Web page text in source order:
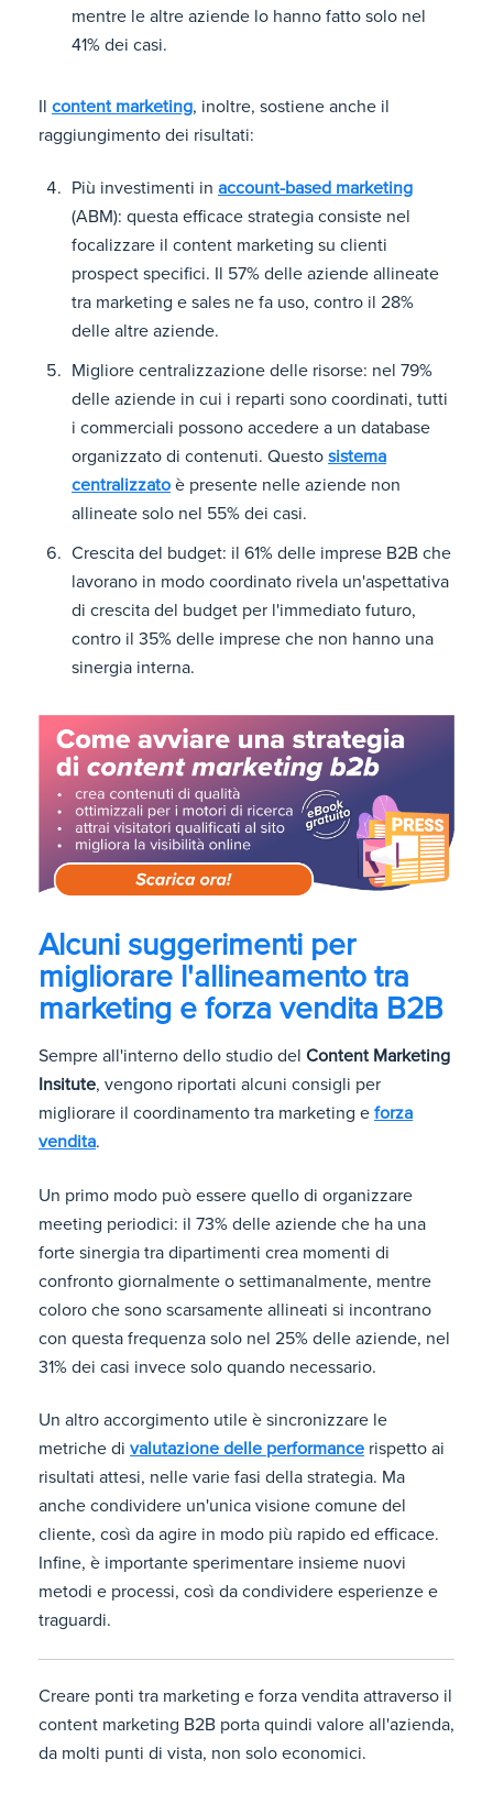
mentre le altre aziende lo hanno fatto solo nel
41% dei casi.
Il content marketing, inoltre, sostiene anche il
raggiungimento dei risultati:
Più investimenti in account-based marketing
(ABM): questa efficace strategia consiste nel
focalizzare il content marketing su clienti
prospect specifici. Il 57% delle aziende allineate
tra marketing e sales ne fa uso, contro il 28%
delle altre aziende.
Migliore centralizzazione delle risorse: nel 79%
delle aziende in cui i reparti sono coordinati, tutti
i commerciali possono accedere a un database
organizzato di contenuti. Questo sistema
centralizzato è presente nelle aziende non
allineate solo nel 55% dei casi.
Crescita del budget: il 61% delle imprese B2B che
lavorano in modo coordinato rivela un'aspettativa
di crescita del budget per l'immediato futuro,
contro il 35% delle imprese che non hanno una
sinergia interna.
Alcuni suggerimenti per
migliorare l'allineamento tra
marketing e forza vendita B2B
Sempre all'interno dello studio del Content Marketing
Insitute, vengono riportati alcuni consigli per
migliorare il coordinamento tra marketing e forza
vendita.
Un primo modo può essere quello di organizzare
meeting periodici: il 73% delle aziende che ha una
forte sinergia tra dipartimenti crea momenti di
confronto giornalmente o settimanalmente, mentre
coloro che sono scarsamente allineati si incontrano
con questa frequenza solo nel 25% delle aziende, nel
31% dei casi invece solo quando necessario.
Un altro accorgimento utile è sincronizzare le
metriche di valutazione delle performance rispetto ai
risultati attesi, nelle varie fasi della strategia. Ma
anche condividere un'unica visione comune del
cliente, così da agire in modo più rapido ed efficace.
Infine, è importante sperimentare insieme nuovi
metodi e processi, così da condividere esperienze e
traguardi.
Creare ponti tra marketing e forza vendita attraverso il
content marketing B2B porta quindi valore all'azienda,
da molti punti di vista, non solo economici.